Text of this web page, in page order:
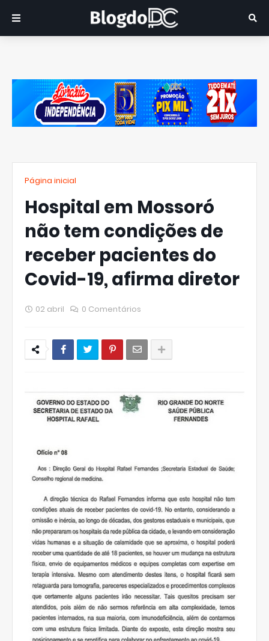
Página inicial
Hospital em Mossoró
não tem condições de
receber pacientes do
Covid-19, afirma diretor
02 abril 0 Comentários